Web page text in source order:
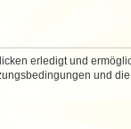
erledigt und
und